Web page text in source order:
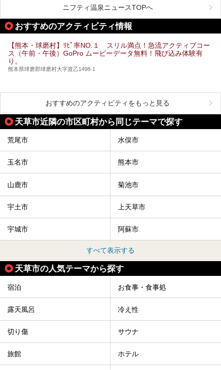
荘」から400mほど離れた「垂玉（たるたま）温泉 山口旅
館」の2軒は、この地震による土砂崩れなどのために、一時
期は孤立状態に。もしかしたらこの時のニュースで、「地獄
温泉」と「垂玉温泉」の名前を知った人もいるかもしれませ
ん。
この2軒は今どうなっているのでしょうか。実は現在は「地
獄温泉 青風荘．」「垂玉温泉 瀧日和」として営業を再開し
します。
ニフティ温泉ニュースTOPへ
おすすめのアクティビティ情報
【熊本・球磨村】ﾘﾋﾟ率NO.１ スリル満点！急流アクティブコー
ス（午前・午後）GoPro ムービーデータ無料！飛び込み体験有
り。
熊本県球磨郡球磨村大字渡乙1498-1
おすすめのアクティビティをもっと見る
天草市近隣の市区町村から同じテーマで探す
荒尾市 水俣市
玉名市 熊本市
山鹿市 菊池市
宇土市 上天草市